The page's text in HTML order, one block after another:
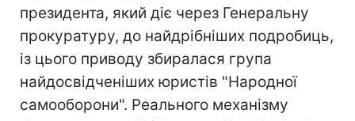
президента, який діє через Генеральну
прокуратуру, до найдрібніших подробиць,
із цього приводу збиралася група
найдосвідченіших юристів "Народної
самооборони". Реального механізму